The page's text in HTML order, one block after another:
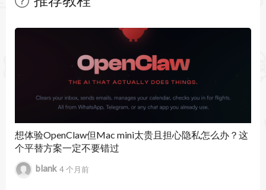
修复了有时无法添加同一磁盘上多个文件夹的自定
义设置的错误。
BlueHarvest 8.5 更新内容：
更新日期：2026年6月1日
- 新增对挂载在用户Application Support文件夹中磁
盘的支持。
- 当尝试在Apple Silicon Mac上使用原有v6序列号
暂无文章
想体验OpenClaw但Mac mini太贵且担心隐私怎么办？这
个平替方案一定不要错过
blank 4 个月前